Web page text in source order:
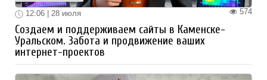
574
12:06 | 28 июля
Создаем и поддерживаем сайты в Каменске-
Уральском. Забота и продвижение ваших
интернет-проектов